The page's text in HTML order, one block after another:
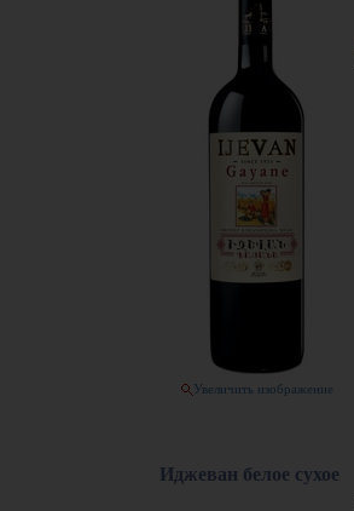
Увеличить изображение
Иджеван белое сухое